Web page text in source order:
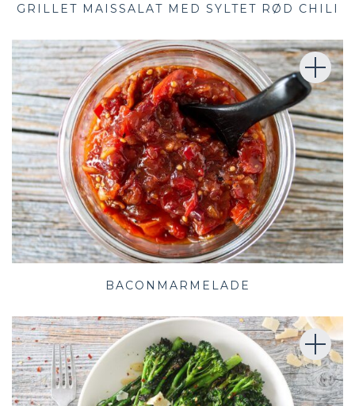
GRILLET MAISSALAT MED SYLTET RØD CHILI
BACONMARMELADE